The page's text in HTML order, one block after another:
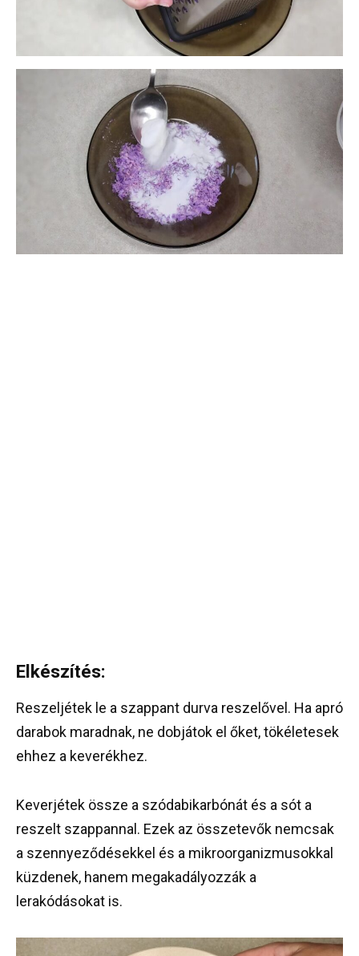
Elkészítés:
Reszeljétek le a szappant durva reszelővel. Ha apró
darabok maradnak, ne dobjátok el őket, tökéletesek
ehhez a keverékhez.
Keverjétek össze a szódabikarbónát és a sót a
reszelt szappannal. Ezek az összetevők nemcsak
a szennyeződésekkel és a mikroorganizmusokkal
küzdenek, hanem megakadályozzák a
lerakódásokat is.